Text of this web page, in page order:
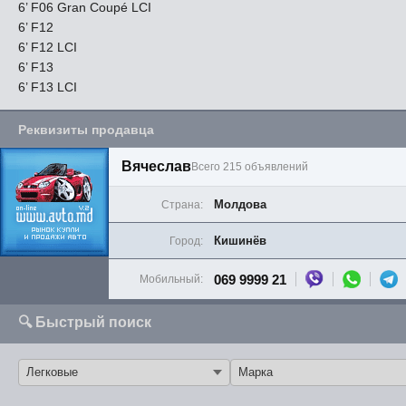
6’ F06 Gran Coupé LCI
6’ F12
6’ F12 LCI
6’ F13
6’ F13 LCI
Реквизиты продавца
ВячеславВсего 215 объявлений
Страна: Молдова
Город: Кишинёв
Мобильный: 069 9999 21
🔍 Быстрый поиск